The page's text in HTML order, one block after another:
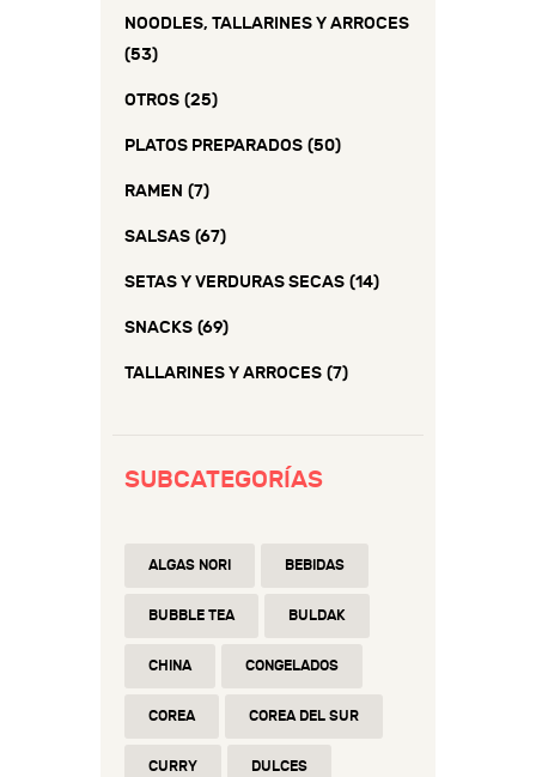
NOODLES, TALLARINES Y ARROCES
(53)
OTROS (25)
PLATOS PREPARADOS (50)
RAMEN (7)
SALSAS (67)
SETAS Y VERDURAS SECAS (14)
SNACKS (69)
TALLARINES Y ARROCES (7)
SUBCATEGORÍAS
ALGAS NORI BEBIDAS
BUBBLE TEA BULDAK
CHINA CONGELADOS
COREA COREA DEL SUR
CURRY DULCES